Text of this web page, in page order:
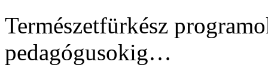
Természetfürkész
pedagógusokig…